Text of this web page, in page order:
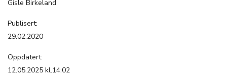
Gisle Birkeland
Publisert:
29.02.2020
Oppdatert:
12.05.2025 kl.14:02